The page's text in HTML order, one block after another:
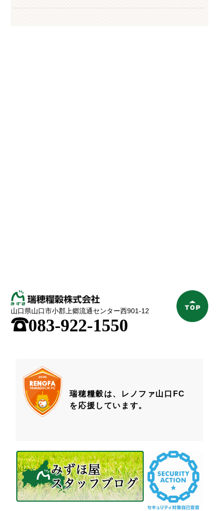
山口県山口市小郡上郷流通センター西901-12
;083-922-1550
瑞穂糧穀は、レノファ山口FC
を応援しています。